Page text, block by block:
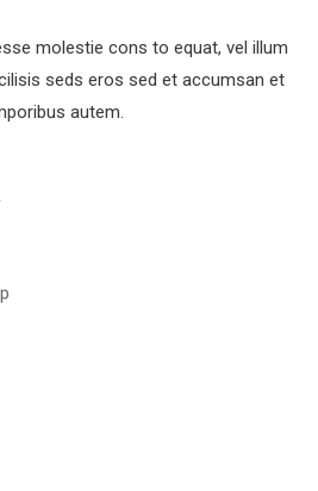
molestie cons to equat, vel illum
seds eros sed et accumsan et
autem.